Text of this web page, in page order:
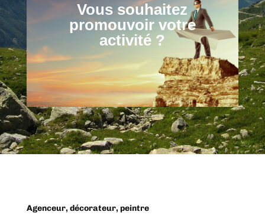
Vous souhaitez
promouvoir votre
activité ?
Agenceur, décorateur, peintre